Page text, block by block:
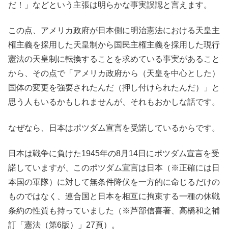
だ！」などという主張は明らかな事実誤認と言えます。
この点、アメリカ政府が日本側に明治憲法における天皇主
権主義を採用した天皇制から国民主権主義を採用した現行
憲法の天皇制に転換することを求めている事実があること
から、その点で「アメリカ政府から（天皇を中心とした）
国体の変更を強要されたんだ（押し付けられたんだ）」と
思う人もいるかもしれませんが、それもおかしな話です。
なぜなら、日本はポツダム宣言を受諾しているからです。
日本は戦争に負けた1945年の8月14日にポツダム宣言を受
諾していますが、このポツダム宣言は日本（※正確には日
本国の軍隊）に対して無条件降伏を一方的に命じるだけの
ものではなく、連合国と日本を相互に拘束する一種の休戦
条約の性質も持っていました（※芦部信喜著、高橋和之補
訂「憲法（第6版）」27頁）。